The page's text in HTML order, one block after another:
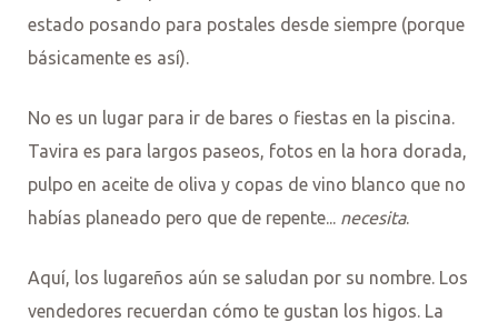
estado posando para postales desde siempre (porque
básicamente es así).
No es un lugar para ir de bares o fiestas en la piscina.
Tavira es para largos paseos, fotos en la hora dorada,
pulpo en aceite de oliva y copas de vino blanco que no
habías planeado pero que de repente... necesita.
Aquí, los lugareños aún se saludan por su nombre. Los
vendedores recuerdan cómo te gustan los higos. La